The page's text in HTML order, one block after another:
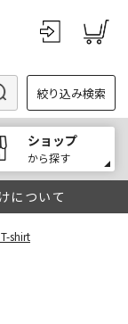
絞り込み検索
ショップ
から探す
について
shirt